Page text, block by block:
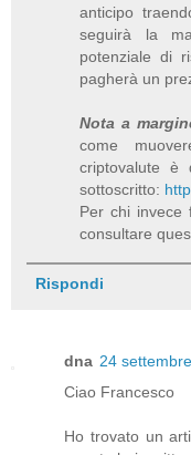
anticipo
seguirà la
potenziale di
pagherà un
Nota a
come
criptovalute è
sottoscritto:
Per chi invece
consultare
Rispondi
dna 24
Ciao Francesco
Ho trovato un